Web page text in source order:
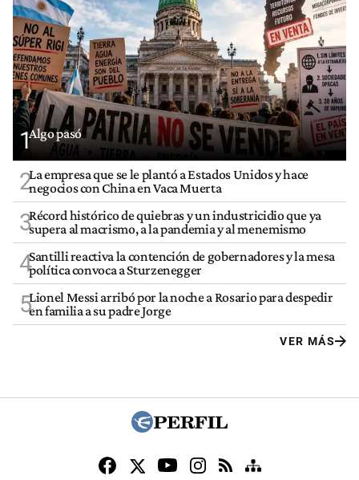
1Algo pasó
2La empresa que se le plantó a Estados Unidos y hace
negocios con China en Vaca Muerta
3Récord histórico de quiebras y un industricidio que ya
supera al macrismo, a la pandemia y al menemismo
4Santilli reactiva la contención de gobernadores y la mesa
política convoca a Sturzenegger
5Lionel Messi arribó por la noche a Rosario para despedir
en familia a su padre Jorge
VER MÁS